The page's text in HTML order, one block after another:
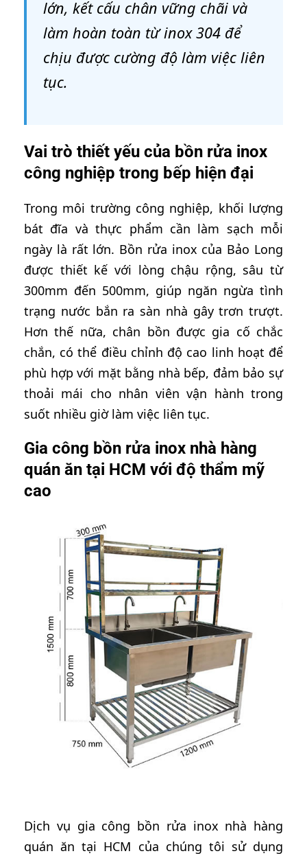
lớn, kết cấu chân vững chãi và
làm hoàn toàn từ inox 304 để
chịu được cường độ làm việc liên
tục.
Vai trò thiết yếu của bồn rửa inox
công nghiệp trong bếp hiện đại
Trong môi trường công nghiệp, khối lượng
bát đĩa và thực phẩm cần làm sạch mỗi
ngày là rất lớn. Bồn rửa inox của Bảo Long
được thiết kế với lòng chậu rộng, sâu từ
300mm đến 500mm, giúp ngăn ngừa tình
trạng nước bắn ra sàn nhà gây trơn trượt.
Hơn thế nữa, chân bồn được gia cố chắc
chắn, có thể điều chỉnh độ cao linh hoạt để
phù hợp với mặt bằng nhà bếp, đảm bảo sự
thoải mái cho nhân viên vận hành trong
suốt nhiều giờ làm việc liên tục.
Gia công bồn rửa inox nhà hàng
quán ăn tại HCM với độ thẩm mỹ
cao
Dịch vụ gia công bồn rửa inox nhà hàng
quán ăn tại HCM của chúng tôi sử dụng